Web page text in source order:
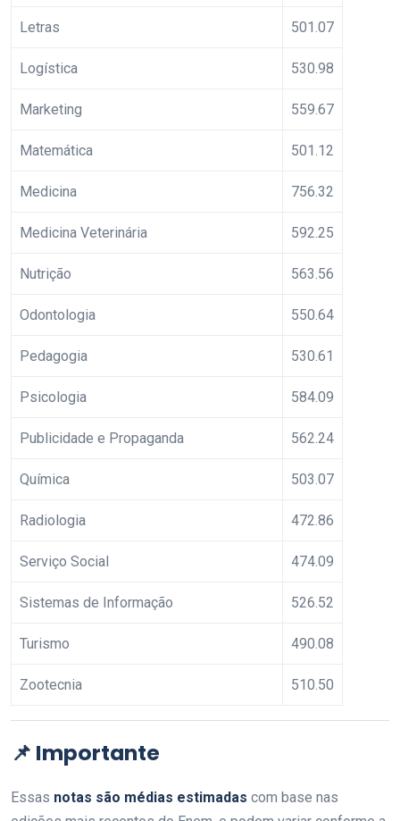
Letras 501.07
Logística 530.98
Marketing 559.67
Matemática 501.12
Medicina 756.32
Medicina Veterinária 592.25
Nutrição 563.56
Odontologia 550.64
Pedagogia 530.61
Psicologia 584.09
Publicidade e Propaganda 562.24
Química 503.07
Radiologia 472.86
Serviço Social 474.09
Sistemas de Informação 526.52
Turismo 490.08
Zootecnia 510.50
📌 Importante
Essas notas são médias estimadas com base nas